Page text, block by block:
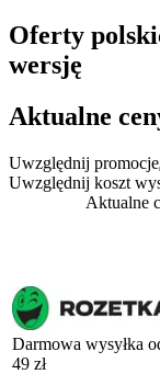
Oferty
wersję
Aktualne
Uwzględnij promocje
Uwzględnij koszt
Aktualne
Darmowa wysyłka
49 zł